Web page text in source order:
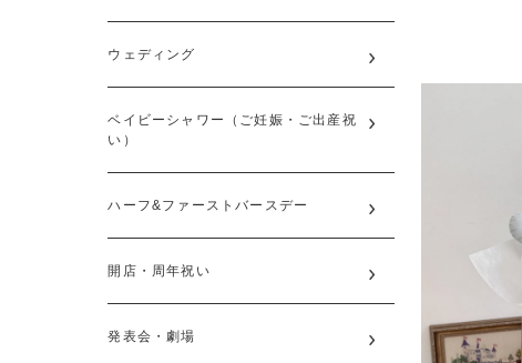
ウェディング
ベイビーシャワー（ご妊娠・ご出産祝
い）
ハーフ&ファーストバースデー
開店・周年祝い
発表会・劇場